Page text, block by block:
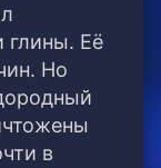
глины. Её
Но
в